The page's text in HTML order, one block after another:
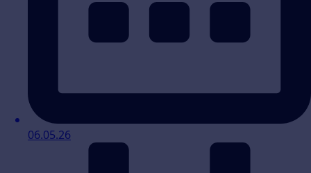
06.05.26